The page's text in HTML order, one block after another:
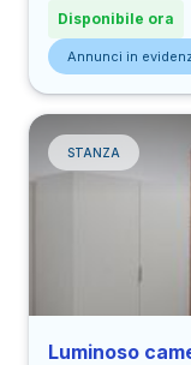
Disponibile ora
Annunci in
STANZA